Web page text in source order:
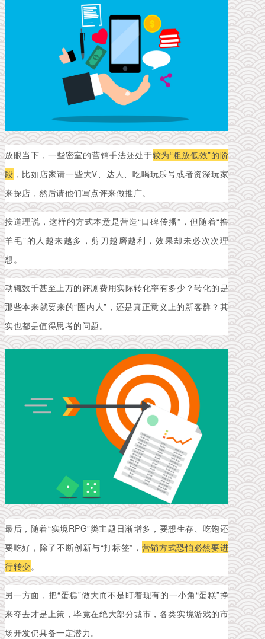
放眼当下，一些密室的营销手法还处于较为“粗放低效”的阶
段 ，比如店家请一些大V、达人、吃喝玩乐号或者资深玩家
来探店，然后请他们写点评来做推广。
按道理说，这样的方式本意是营造“口碑传播”，但随着“撸
羊毛”的人越来越多，剪刀越磨越利，效果却未必次次理
想。
动辄数千甚至上万的评测费用实际转化率有多少？转化的是
那些本来就要来的“圈内人”，还是真正意义上的新客群？其
实也都是值得思考的问题。
最后，随着“实境RPG”类主题日渐增多，要想生存、吃饱还
要吃好，除了不断创新与“打标签”， 营销方式恐怕必然要进
行转变。
另一方面，把“蛋糕”做大而不是盯着现有的一小角“蛋糕”挣
来夺去才是上策，毕竟在绝大部分城市，各类实境游戏的市
场开发仍具备一定潜力。